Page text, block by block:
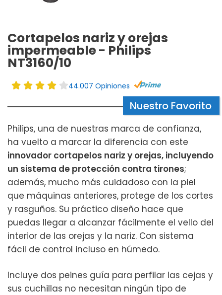
Cortapelos nariz y orejas
impermeable - Philips
NT3160/10
44.007 Opiniones
Nuestro Favorito
Philips, una de nuestras marca de confianza,
ha vuelto a marcar la diferencia con este
innovador cortapelos nariz y orejas, incluyendo
un sistema de protección contra tirones;
además, mucho más cuidadoso con la piel
que máquinas anteriores, protege de los cortes
y rasguños. Su práctico diseño hace que
puedas llegar a alcanzar fácilmente el vello del
interior de las orejas y la nariz. Con sistema
fácil de control incluso en húmedo.
Incluye dos peines guía para perfilar las cejas y
sus cuchillas no necesitan ningún tipo de